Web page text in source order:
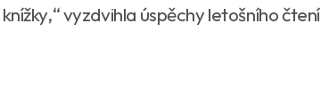
vyzdvihla úspěchy letošního čtení